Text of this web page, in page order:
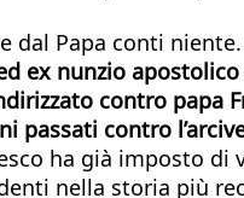
dal Papa conti niente.
ex nunzio
contro papa
contro
ha già imposto
nella storia più